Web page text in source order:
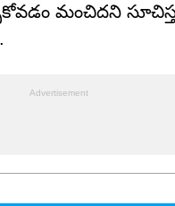
మంచిదని